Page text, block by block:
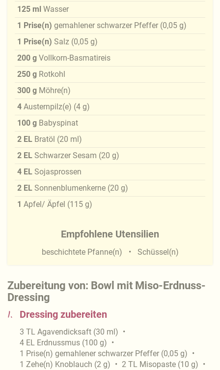
Zubereitung von: Bowl mit Miso-Erdnuss-
Dressing
1. Dressing zubereiten
3 TL Agavendicksaft (30 ml)
4 EL Erdnussmus (100 g)
1 Prise(n) gemahlener schwarzer Pfeffer (0,05 g)
1 Zehe(n) Knoblauch (2 g) 2 TL Misopaste (10 g)
125 ml Wasser
1 Prise(n) gemahlener schwarzer Pfeffer (0,05 g)
1 Prise(n) Salz (0,05 g)
200 g Vollkorn-Basmatireis
250 g Rotkohl
300 g Möhre(n)
4 Austernpilz(e) (4 g)
100 g Babyspinat
2 EL Bratöl (20 ml)
2 EL Schwarzer Sesam (20 g)
4 EL Sojasprossen
2 EL Sonnenblumenkerne (20 g)
1 Apfel/ Äpfel (115 g)
Empfohlene Utensilien
beschichtete Pfanne(n) Schüssel(n)